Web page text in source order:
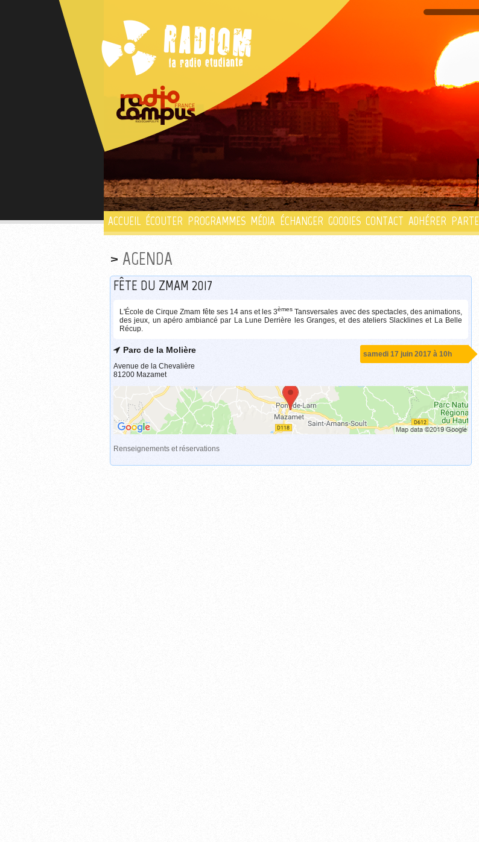
ACCUEIL ÉCOUTER PROGRAMMES MÉDIA ÉCHANGER GOODIES CONTACT ADHÉRER
AGENDA
FÊTE DU ZMAM 2017
L'École de Cirque Zmam fête ses 14 ans et les 3èmes Tansversales avec des spectacles, des animations,
des jeux, un apéro ambiancé par La Lune Derrière les Granges, et des ateliers Slacklines et La Belle
Récup.
samedi 17 juin 2017 à 10h
Parc de la Molière
Avenue de la Chevalière
81200 Mazamet
Renseignements et réservations